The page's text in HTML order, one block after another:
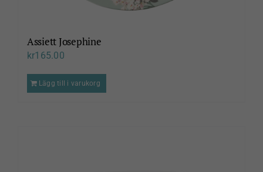
Assiett Josephine
kr165.00
Lägg till i varukorg